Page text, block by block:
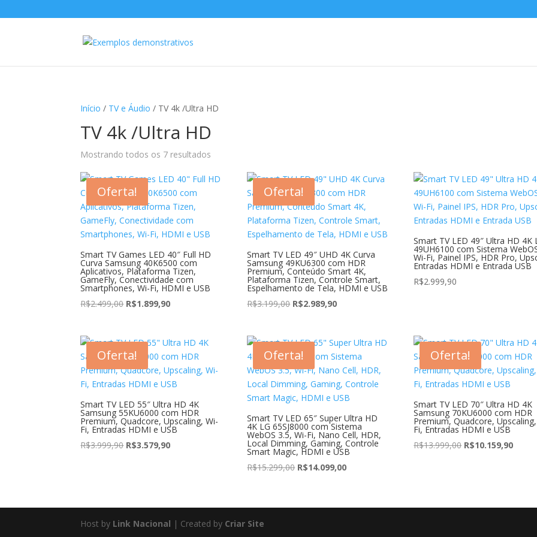
Início / TV e Áudio / TV 4k /Ultra HD
TV 4k /Ultra HD
Mostrando todos os 7 resultados
Oferta!
Smart TV Games LED 40″ Full HD
Curva Samsung 40K6500 com
Aplicativos, Plataforma Tizen,
GameFly, Conectividade com
Smartphones, Wi-Fi, HDMI e USB
R$2.499,00 O
era:
R$2.499,00.
R$1.899,90O
é:
R$1.899,90.
Oferta!
Smart TV LED 49″ UHD 4K Curva
Samsung 49KU6300 com HDR
Premium, Conteúdo Smart 4K,
Plataforma Tizen, Controle Smart,
Espelhamento de Tela, HDMI e USB
R$3.199,00 O
era:
R$3.199,00.
R$2.989,90O
é:
R$2.989,90.
Smart TV LED 49″ Ultra HD 4K
49UH6100 com Sistema
Wi-Fi, Painel IPS, HDR Pro,
Entradas HDMI e Entrada USB
R$2.999,90
Oferta!
Smart TV LED 55″ Ultra HD 4K
Samsung 55KU6000 com HDR
Premium, Quadcore, Upscaling, Wi-
Fi, Entradas HDMI e USB
R$3.999,90 O
R$3.579,90O
Oferta!
Smart TV LED 65″ Super Ultra HD
4K LG 65SJ8000 com Sistema
WebOS 3.5, Wi-Fi, Nano Cell, HDR,
Local Dimming, Gaming, Controle
Smart Magic, HDMI e USB
R$15.299,00 O
era:
R$14.099,00O
é:
Oferta!
Smart TV LED 70″ Ultra HD 4K
Samsung 70KU6000 com HDR
Premium, Quadcore,
Fi, Entradas HDMI e USB
R$13.999,00 O
R$10.159,90O
Host by Link Nacional | Created by Criar Site